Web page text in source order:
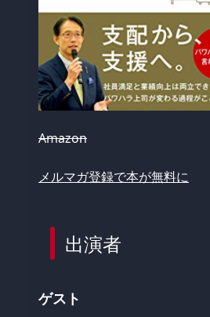
Amazon
メルマガ登録で本が無料に
出演者
ゲスト